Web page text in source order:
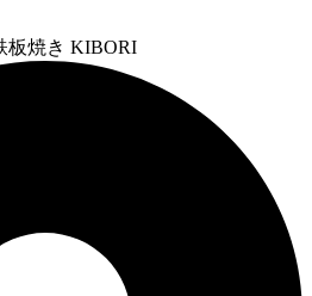
板焼き KIBORI